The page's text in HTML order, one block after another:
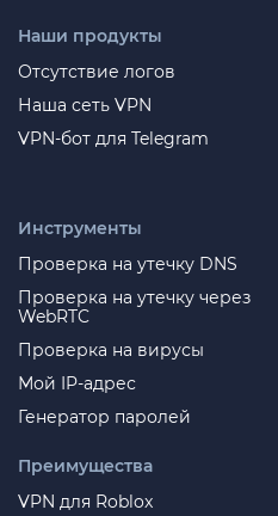
Наши продукты
Отсутствие логов
Наша сеть VPN
VPN-бот для Telegram
Инструменты
Проверка на утечку DNS
Проверка на утечку через
WebRTC
Проверка на вирусы
Мой IP-адрес
Генератор паролей
Преимущества
VPN для Roblox